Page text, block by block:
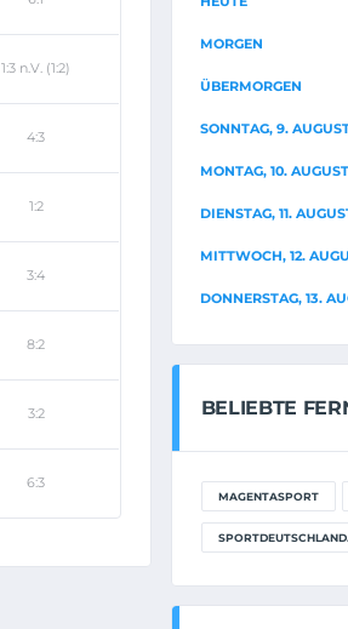
1:3 n.V. (1:2)
4:3
1:2
3:4
8:2
3:2
6:3
MORGEN
ÜBERMORGEN
SONNTAG, 9.
MONTAG, 10. AUGUST
DIENSTAG, 11.
MITTWOCH, 12.
DONNERSTAG, 13.
BELIEBTE
MAGENTASPORT